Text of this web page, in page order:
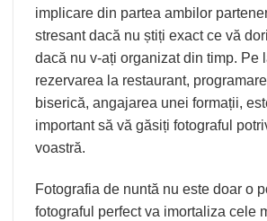
implicare din partea ambilor
stresant dacă nu știți exact ce vă
dacă nu v-ați organizat din timp. Pe
rezervarea la restaurant,
biserică, angajarea unei formații,
important să vă găsiți fotograful
voastră.
Fotografia de nuntă nu este doar o
fotograful perfect va imortaliza cele